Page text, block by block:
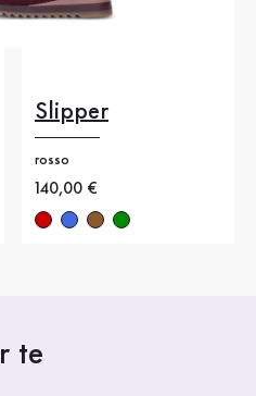
Slipper
rosso
Nuovo prezzo
140,00 €
te